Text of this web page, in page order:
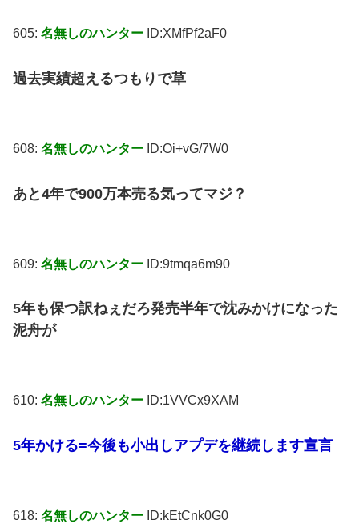
605: 名無しのハンター ID:XMfPf2aF0
過去実績超えるつもりで草
608: 名無しのハンター ID:Oi+vG/7W0
あと4年で900万本売る気ってマジ？
609: 名無しのハンター ID:9tmqa6m90
5年も保つ訳ねぇだろ発売半年で沈みかけになった
泥舟が
610: 名無しのハンター ID:1VVCx9XAM
5年かける=今後も小出しアプデを継続します宣言
618: 名無しのハンター ID:kEtCnk0G0